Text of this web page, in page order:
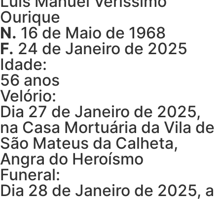
Ourique
N. 16 de Maio de 1968
F. 24 de Janeiro de 2025
Idade:
56 anos
Velório:
Dia 27 de Janeiro de 2025,
na Casa Mortuária da Vila de
São Mateus da Calheta,
Angra do Heroísmo
Funeral:
Dia 28 de Janeiro de 2025, a